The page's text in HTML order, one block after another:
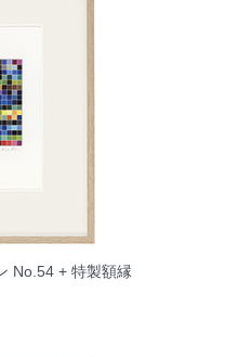
No.54 + 特製額縁